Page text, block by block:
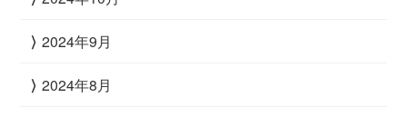
2024年9月
2024年8月